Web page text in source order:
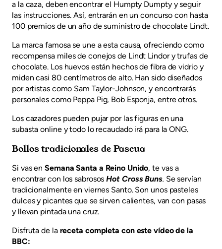
a la caza, deben encontrar el Humpty Dumpty y seguir
las instrucciones. Así, entrarán en un concurso con hasta
100 premios de un año de suministro de chocolate Lindt.
La marca famosa se une a esta causa, ofreciendo como
recompensa miles de conejos de Lindt Lindor y trufas de
chocolate. Los huevos están hechos de fibra de vidrio y
miden casi 80 centímetros de alto. Han sido diseñados
por artistas como Sam Taylor-Johnson, y encontrarás
personales como Peppa Pig, Bob Esponja, entre otros.
Los cazadores pueden pujar por las figuras en una
subasta online y todo lo recaudado irá para la ONG.
Bollos tradicionales de Pascua
Si vas en Semana Santa a Reino Unido, te vas a
encontrar con los sabrososHot Cross Buns. Se servían
tradicionalmente en viernes Santo. Son unos pasteles
dulces y picantes que se sirven calientes, van con pasas
y llevan pintada una cruz.
Disfruta de la receta completa con este vídeo de la
BBC: